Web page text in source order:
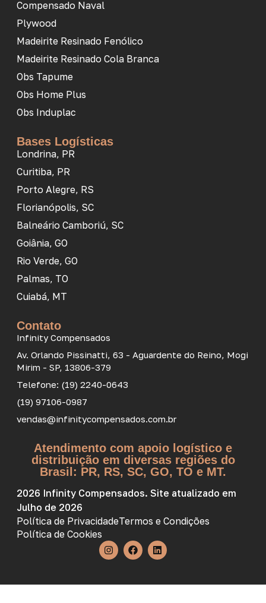
Compensado Naval
Plywood
Madeirite Resinado Fenólico
Madeirite Resinado Cola Branca
Obs Tapume
Obs Home Plus
Obs Induplac
Bases Logísticas
Londrina, PR
Curitiba, PR
Porto Alegre, RS
Florianópolis, SC
Balneário Camboriú, SC
Goiânia, GO
Rio Verde, GO
Palmas, TO
Cuiabá, MT
Contato
Infinity Compensados
Av. Orlando Pissinatti, 63 - Aguardente do Reino, Mogi
Mirim - SP, 13806-379
Telefone: (19) 2240-0643
(19) 97106-0987
vendas@infinitycompensados.com.br
Atendimento com apoio logístico e
distribuição em diversas regiões do
Brasil: PR, RS, SC, GO, TO e MT.
2026 Infinity Compensados. Site atualizado em
Julho de 2026
Política de PrivacidadeTermos e Condições
Política de Cookies